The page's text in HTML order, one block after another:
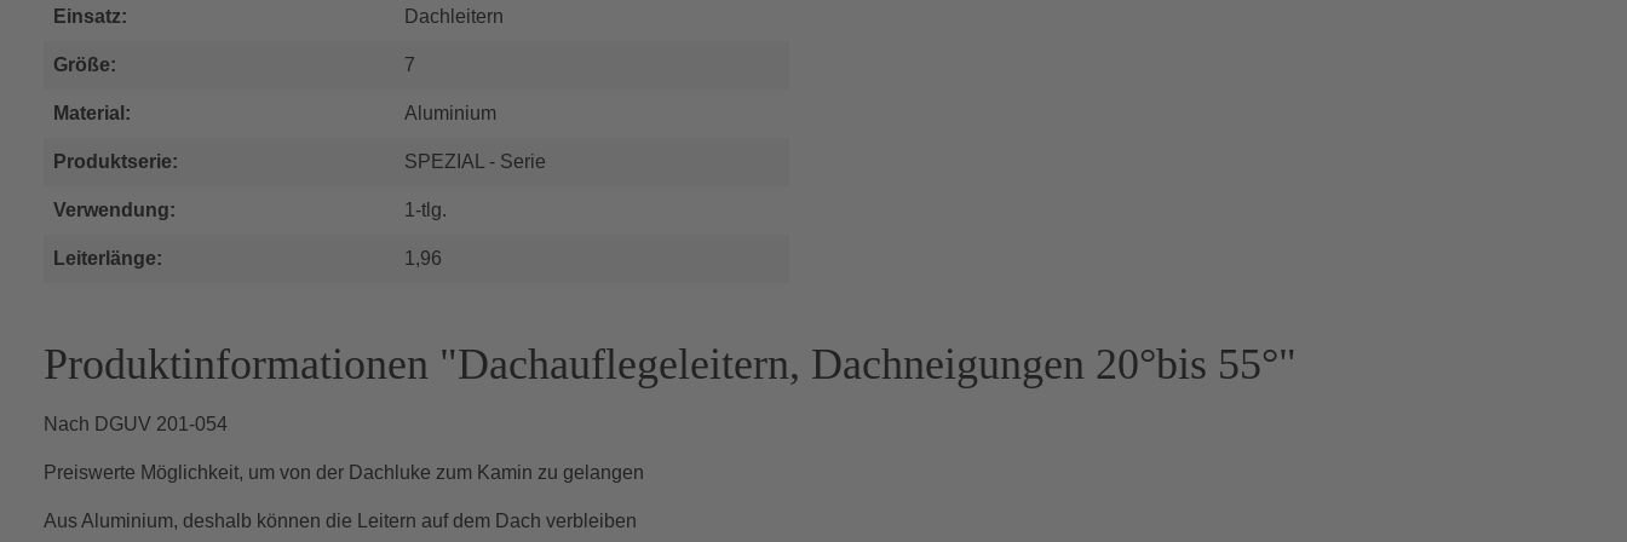
Einsatz: Dachleitern
Größe: 7
Material: Aluminium
Produktserie: SPEZIAL - Serie
Verwendung: 1-tlg.
Leiterlänge: 1,96
Produktinformationen "Dachauflegeleitern, Dachneigungen 20°bis 55°"
Nach DGUV 201-054
Preiswerte Möglichkeit, um von der Dachluke zum Kamin zu gelangen
Aus Aluminium, deshalb können die Leitern auf dem Dach verbleiben